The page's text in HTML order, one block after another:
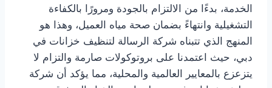
الخدمة، بدءًا من الالتزام بالجودة ومرورًا بالكفاءة
التشغيلية وانتهاءً بضمان صحة مياه العميل، وهذا هو
المنهج الذي تتبناه شركة الرسالة لتنظيف خزانات في
دبي، حيث اعتمدنا على بروتوكولات صارمة والتزام لا
يتزعزع بالمعايير العالمية والمحلية، مما يؤكد أن شركة